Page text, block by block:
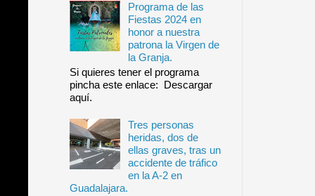
Programa de las
Fiestas 2024 en
honor a nuestra
patrona la Virgen de
la Granja.
Si quieres tener el programa
pincha este enlace: Descargar
aquí.
Tres personas
heridas, dos de
ellas graves, tras un
accidente de tráfico
en la A-2 en
Guadalajara.